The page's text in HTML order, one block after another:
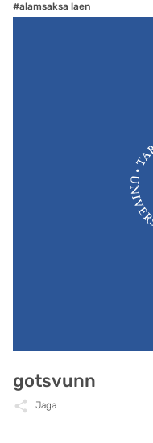
#alamsaksa laen
gotsvunn
Jaga